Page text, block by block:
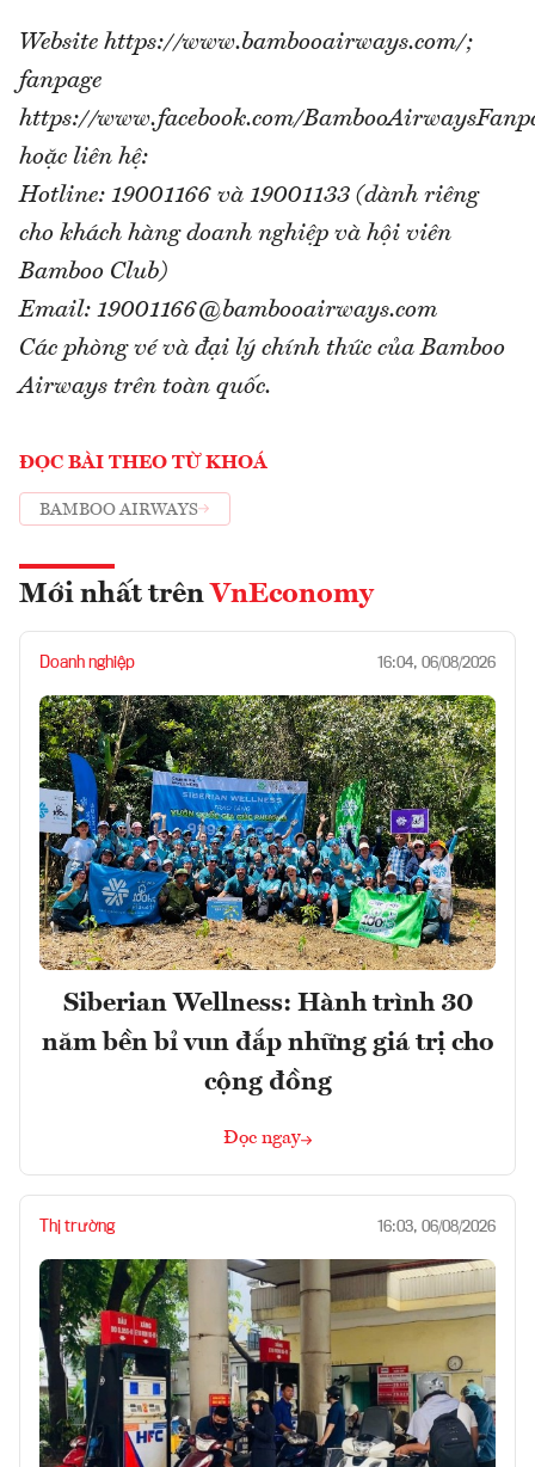
Website https://www.bambooairways.com/;
fanpage
https://www.facebook.com/
hoặc liên hệ:
Hotline: 19001166 và 19001133 (dành riêng
cho khách hàng doanh nghiệp và hội viên
Bamboo Club)
Email: 19001166@bambooairways.com
Các phòng vé và đại lý chính thức của Bamboo
Airways trên toàn quốc.
ĐỌC BÀI THEO TỪ KHOÁ
BAMBOO AIRWAYS
Mới nhất trên VnEconomy
Doanh nghiệp 16:04, 06/08/2026
Siberian Wellness: Hành trình 30
năm bền bỉ vun đắp những giá trị cho
cộng đồng
Đọc ngay
Thị trường 16:03, 06/08/2026